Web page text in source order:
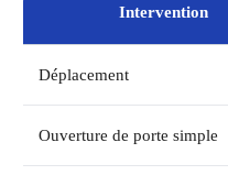
Intervention
Déplacement
Ouverture de porte simple